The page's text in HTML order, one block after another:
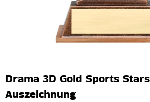
Drama 3D Gold Sports Stars
Auszeichnung